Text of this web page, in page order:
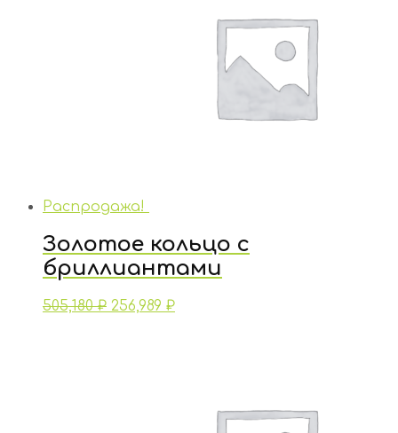
Распродажа!
Золотое кольцо с
бриллиантами
505,180₽ 256,989 ₽